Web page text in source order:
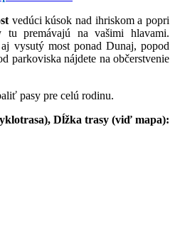
vedúci kúsok nad ihriskom a popri
tu premávajú na vašimi hlavami.
vysutý most ponad Dunaj, popod
parkoviska nájdete na občerstvenie
pasy pre celú rodinu.
Dĺžka trasy (viď mapa):